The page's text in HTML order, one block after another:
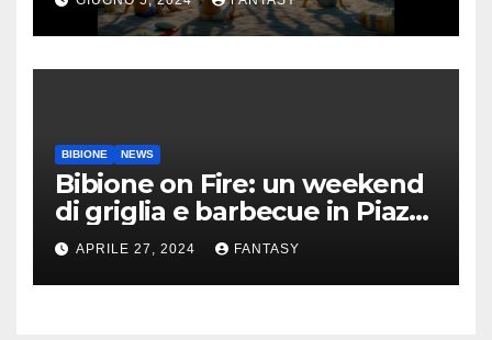
BIBIONE NEWS
Bibione on Fire: un weekend
di griglia e barbecue in Piazza
Treviso
APRILE 27, 2024 FANTASY